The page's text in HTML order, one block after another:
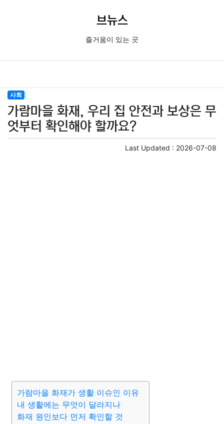
브뉴스
즐거움이 있는 곳
사회
가람마을 화재, 우리 집 안전과 보상은 무
엇부터 확인해야 할까요?
Last Updated : 2026-07-08
가람마을 화재가 생활 이슈인 이유
내 생활에는 무엇이 달라지나
화재 원인보다 먼저 확인할 것